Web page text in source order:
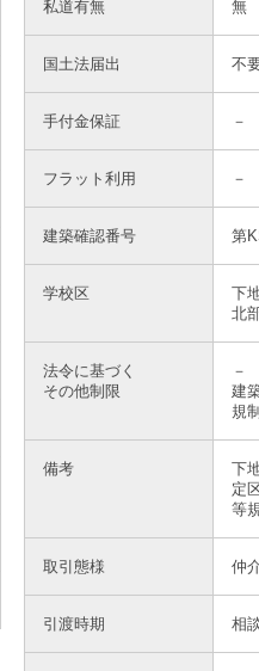
私道有無 無
国土法届出 不
手付金保証 －
フラット利用 －
建築確認番号 第
学校区
下
北
法令に基づく
その他制限
－
建
規
備考
下
定
等
取引態様 仲
引渡時期 相